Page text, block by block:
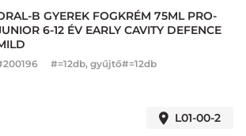
B GYEREK FOGKRÉM 75ML PRO-
6-12 ÉV EARLY CAVITY DEFENCE
200196 #=12db, gyűjtő#=12db
L01-00-2